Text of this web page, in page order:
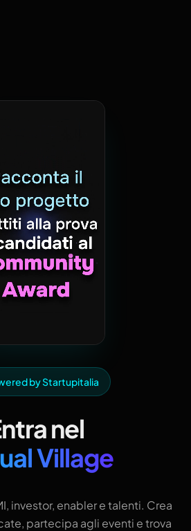
by Startupitalia
nel
Village
investor, enabler e talenti. Crea
partecipa agli eventi e trova